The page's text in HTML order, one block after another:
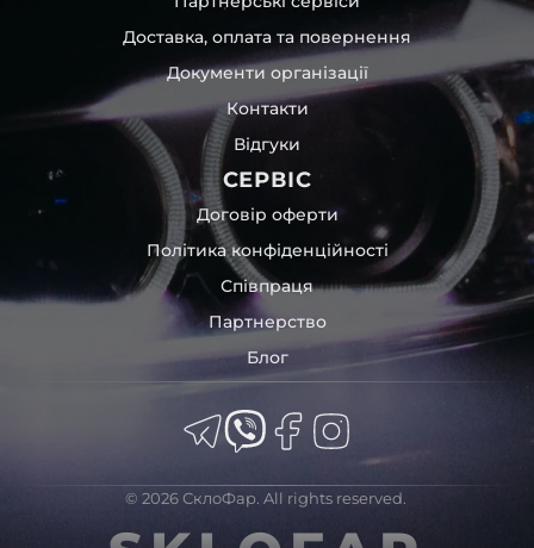
Доставка, оплата та повернення
Документи організації
Контакти
Відгуки
СЕРВІС
Договір оферти
Політика конфіденційності
Співпраця
Партнерство
Блог
© 2026 СклоФар. All rights reserved.